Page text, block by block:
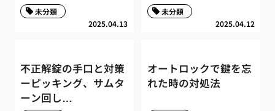
2025.04.13
未分類
2025.04.12
未分類
不正解錠の手口と対策
ーピッキング、サムタ
ーン回し…
オートロックで鍵を忘
れた時の対処法